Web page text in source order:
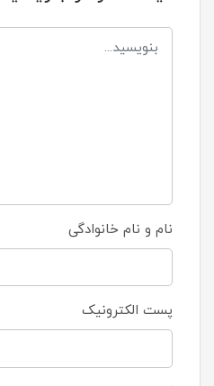
نام و نام خانوادگی
پست الکترونیک